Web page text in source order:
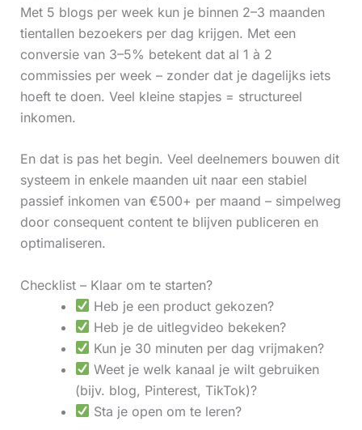
Met 5 blogs per week kun je binnen 2–3 maanden
tientallen bezoekers per dag krijgen. Met een
conversie van 3–5% betekent dat al 1 à 2
commissies per week – zonder dat je dagelijks iets
hoeft te doen. Veel kleine stapjes = structureel
inkomen.
En dat is pas het begin. Veel deelnemers bouwen dit
systeem in enkele maanden uit naar een stabiel
passief inkomen van €500+ per maand – simpelweg
door consequent content te blijven publiceren en
optimaliseren.
Checklist – Klaar om te starten?
Heb je een product gekozen?
Heb je de uitlegvideo bekeken?
Kun je 30 minuten per dag vrijmaken?
Weet je welk kanaal je wilt gebruiken
(bijv. blog, Pinterest, TikTok)?
Sta je open om te leren?